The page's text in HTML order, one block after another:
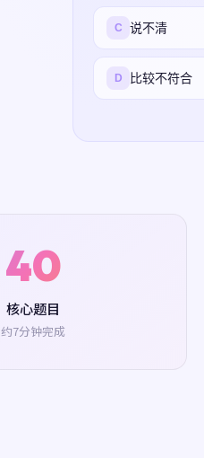
C 说不清
D 比较不符合
40
核心题目
约7分钟完成